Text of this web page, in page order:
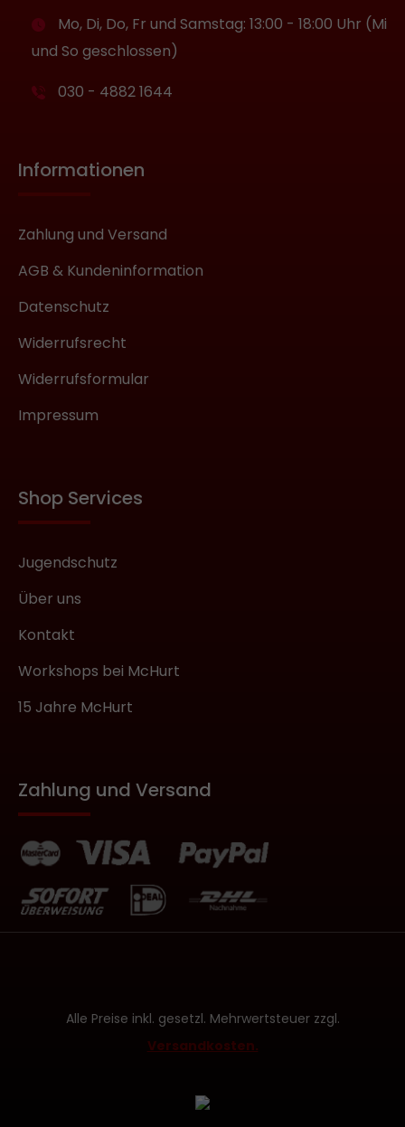
Mo, Di, Do, Fr und Samstag: 13:00 - 18:00 Uhr (Mi
und So geschlossen)
030 - 4882 1644
Informationen
Zahlung und Versand
AGB & Kundeninformation
Datenschutz
Widerrufsrecht
Widerrufsformular
Impressum
Shop Services
Jugendschutz
Über uns
Kontakt
Workshops bei McHurt
15 Jahre McHurt
Zahlung und Versand
Alle Preise inkl. gesetzl. Mehrwertsteuer zzgl.
Versandkosten.